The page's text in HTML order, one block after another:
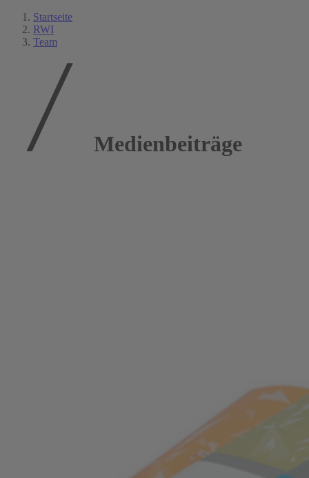
Startseite
RWI
Team
Medienbeiträge